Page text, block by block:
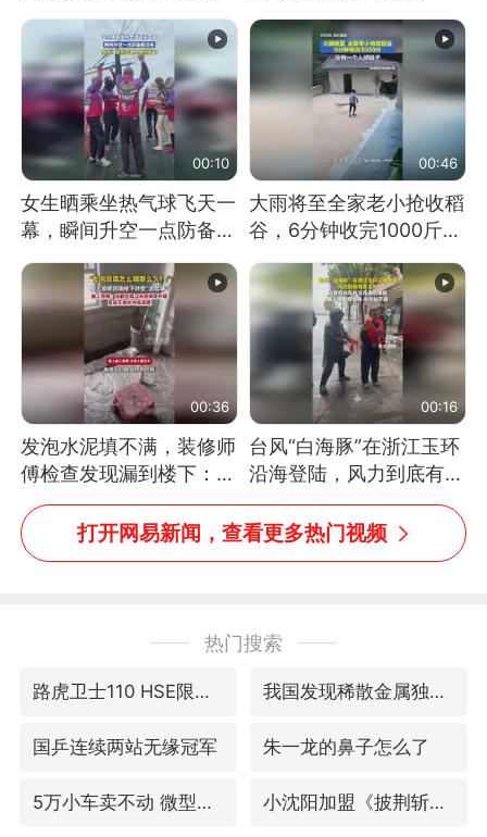
教！
00:10
女生晒乘坐热气球飞天一
幕，瞬间升空一点防备都
00:46
大雨将至全家老小抢收稻
谷，6分钟收完1000斤，
00:36
发泡水泥填不满，装修师
傅检查发现漏到楼下：出
风口未延伸到外墙
00:16
台风“白海豚”在浙江玉环
沿海登陆，风力到底有多
大？记者腰上拴着安全
绳，依然站不稳
打开网易新闻，查看更多热门视频
热门搜索
路虎卫士110 HSE限时降价 我国发现稀散金属独立新矿物——乌斯河锗矿
国乒连续两站无缘冠军 朱一龙的鼻子怎么了
5万小车卖不动 微型代步车集体遇冷 小沈阳加盟《披荆斩棘》